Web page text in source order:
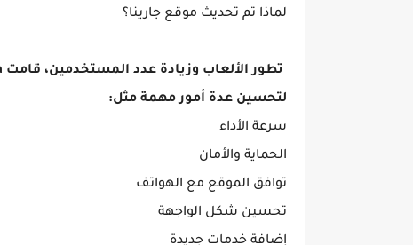
لماذا تم تحديث موقع جارينا؟
لتحسين عدة أمور مهمة مثل:
سرعة الأداء
الحماية والأمان
توافق الموقع مع الهواتف
تحسين شكل الواجهة
إضافة خدمات جديدة